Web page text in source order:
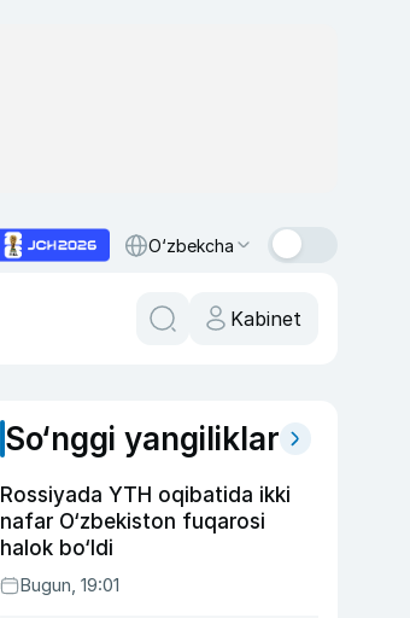
O‘zbekcha
Kabinet
So‘nggi yangiliklar
Rossiyada YTH oqibatida ikki
nafar O‘zbekiston fuqarosi
halok bo‘ldi
Bugun, 19:01